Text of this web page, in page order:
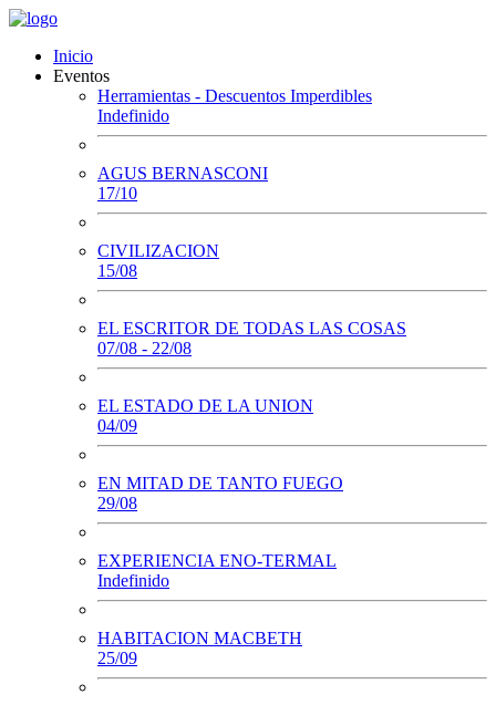
Inicio
Eventos
Herramientas - Descuentos Imperdibles
Indefinido
AGUS BERNASCONI
17/10
CIVILIZACION
15/08
EL ESCRITOR DE TODAS LAS COSAS
07/08 - 22/08
EL ESTADO DE LA UNION
04/09
EN MITAD DE TANTO FUEGO
29/08
EXPERIENCIA ENO-TERMAL
Indefinido
HABITACION MACBETH
25/09